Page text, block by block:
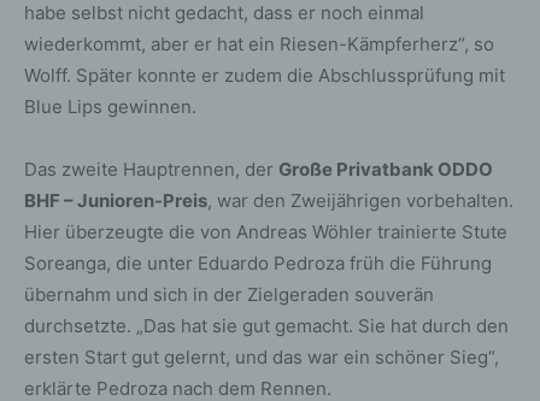
habe selbst nicht gedacht, dass er noch einmal
wiederkommt, aber er hat ein Riesen-Kämpferherz“, so
Wolff. Später konnte er zudem die Abschlussprüfung mit
Blue Lips gewinnen.
Das zweite Hauptrennen, der Große Privatbank ODDO
BHF – Junioren-Preis, war den Zweijährigen vorbehalten.
Hier überzeugte die von Andreas Wöhler trainierte Stute
Soreanga, die unter Eduardo Pedroza früh die Führung
übernahm und sich in der Zielgeraden souverän
durchsetzte. „Das hat sie gut gemacht. Sie hat durch den
ersten Start gut gelernt, und das war ein schöner Sieg“,
erklärte Pedroza nach dem Rennen.